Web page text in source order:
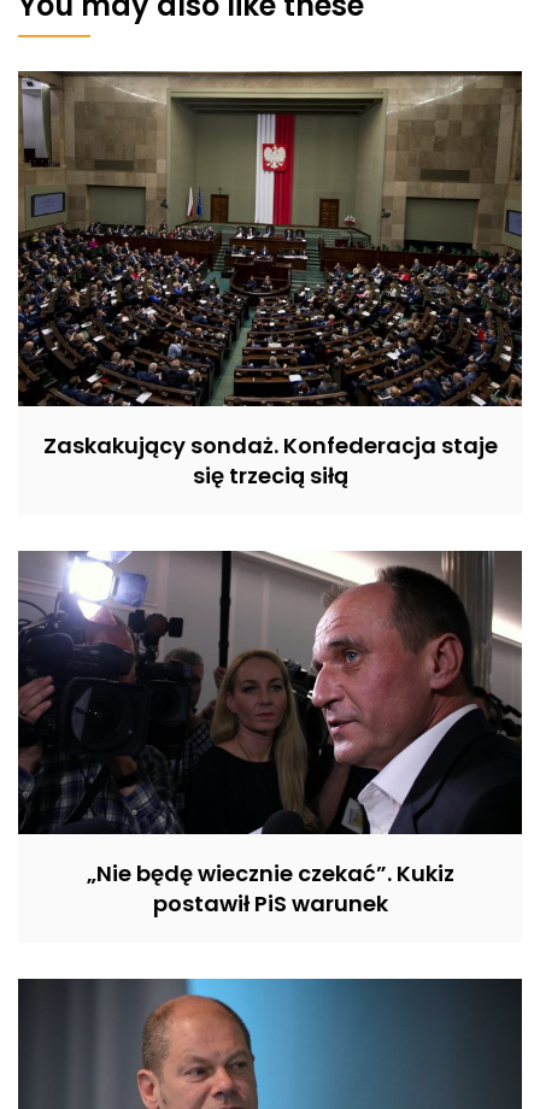
Zaskakujący sondaż. Konfederacja staje
się trzecią siłą
„Nie będę wiecznie czekać”. Kukiz
postawił PiS warunek